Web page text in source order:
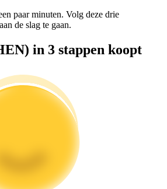
handelsinformatie, enz.
paar minuten. Volg deze drie
de slag te gaan.
in 3 stappen koopt